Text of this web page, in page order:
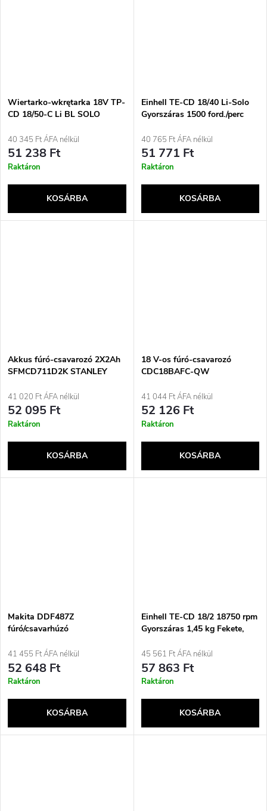
Wiertarko-wkrętarka 18V TP-
CD 18/50-C Li BL SOLO
40 345 Ft ÁFA nélkül
51 238 Ft
Raktáron
KOSÁRBA
Einhell TE-CD 18/40 Li-Solo
Gyorszáras 1500 ford./perc
40 765 Ft ÁFA nélkül
51 771 Ft
Raktáron
KOSÁRBA
Akkus fúró-csavarozó 2X2Ah
SFMCD711D2K STANLEY
41 020 Ft ÁFA nélkül
52 095 Ft
Raktáron
KOSÁRBA
18 V-os fúró-csavarozó
CDC18BAFC-QW
41 044 Ft ÁFA nélkül
52 126 Ft
Raktáron
KOSÁRBA
Makita DDF487Z
fúró/csavarhúzó
41 455 Ft ÁFA nélkül
52 648 Ft
Raktáron
KOSÁRBA
Einhell TE-CD 18/2 18750 rpm
Gyorszáras 1,45 kg Fekete,
45 561 Ft ÁFA nélkül
57 863 Ft
Raktáron
KOSÁRBA